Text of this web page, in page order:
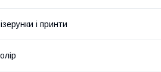
і принти